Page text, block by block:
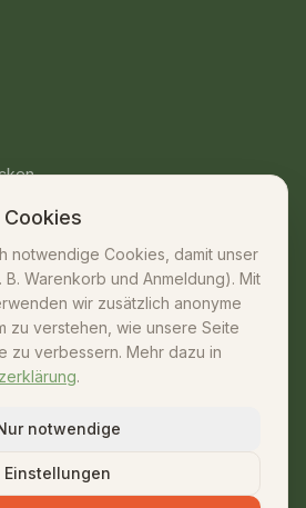
notwendige Cookies, damit unser
Warenkorb und Anmeldung). Mit
wir zusätzlich anonyme
zu verstehen, wie unsere Seite
zu verbessern. Mehr dazu in
.
notwendige
Einstellungen